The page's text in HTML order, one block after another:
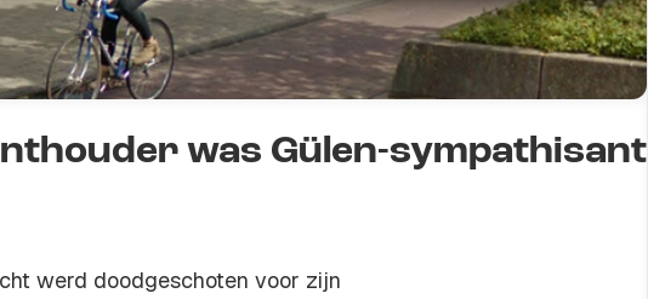
was Gülen-sympathisant
werd doodgeschoten voor zijn